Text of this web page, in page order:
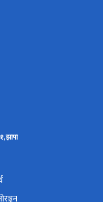
झापा